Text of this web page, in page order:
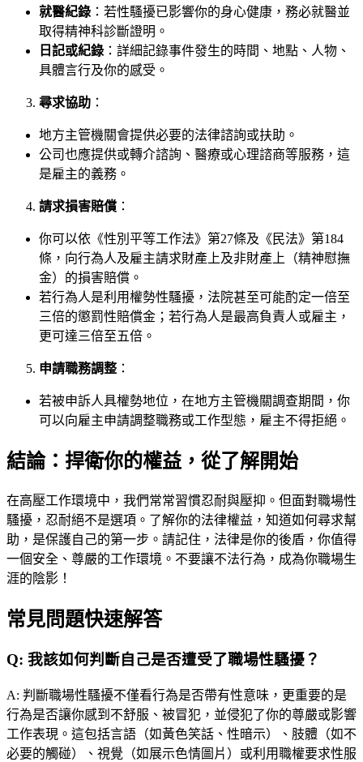
就醫紀錄 ：若性騷擾已影響你的身心健康，務必就醫並
取得精神科診斷證明。
日記或紀錄 ：詳細記錄事件發生的時間、地點、人物、
具體言行及你的感受。
尋求協助 ：
地方主管機關會提供必要的法律諮詢或扶助。
公司也應提供或轉介諮詢、醫療或心理諮商等服務，這
是雇主的義務。
請求損害賠償 ：
你可以依《性別平等工作法》第27條及《民法》第184
條，向行為人及雇主請求財產上及非財產上（精神慰撫
金）的損害賠償。
若行為人是利用權勢性騷擾，法院甚至可能酌定一倍至
三倍的懲罰性賠償金；若行為人是最高負責人或雇主，
更可達三倍至五倍。
申請職務調整 ：
若被申訴人具權勢地位，在地方主管機關調查期間，你
可以向雇主申請調整職務或工作型態，雇主不得拒絕。
結論：捍衛你的權益，從了解開始
在高壓工作環境中，我們常常習慣忍耐與壓抑。但面對職場性
騷擾，忍耐絕不是選項。了解你的法律權益，知道如何尋求幫
助，是保護自己的第一步。請記住，法律是你的後盾，你值得
一個安全、尊嚴的工作環境。不要讓不法行為，成為你職場生
涯的陰影！
常見問題快速解答
Q: 我該如何判斷自己是否遭受了職場性騷擾？
A: 判斷職場性騷擾不僅看行為是否帶有性意味，更重要的是
行為是否讓你感到不舒服、被冒犯，並侵犯了你的尊嚴或影響
工作表現。這包括言語（如黃色笑話、性暗示）、肢體（如不
必要的觸碰）、視覺（如展示色情圖片）或利用職權要求性服